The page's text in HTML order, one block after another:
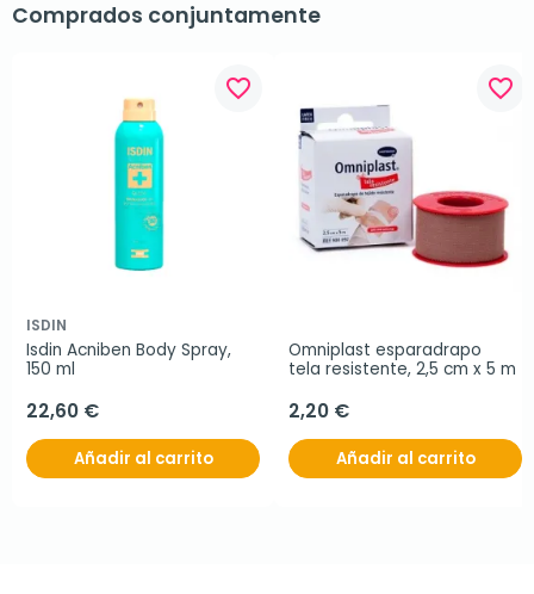
Comprados conjuntamente
favorite_border
ISDIN
Isdin Acniben Body Spray,
150 ml
22,60 €
Añadir al carrito
favorite_border
Omniplast esparadrapo
tela resistente, 2,5 cm x 5 m
2,20 €
Añadir al carrito